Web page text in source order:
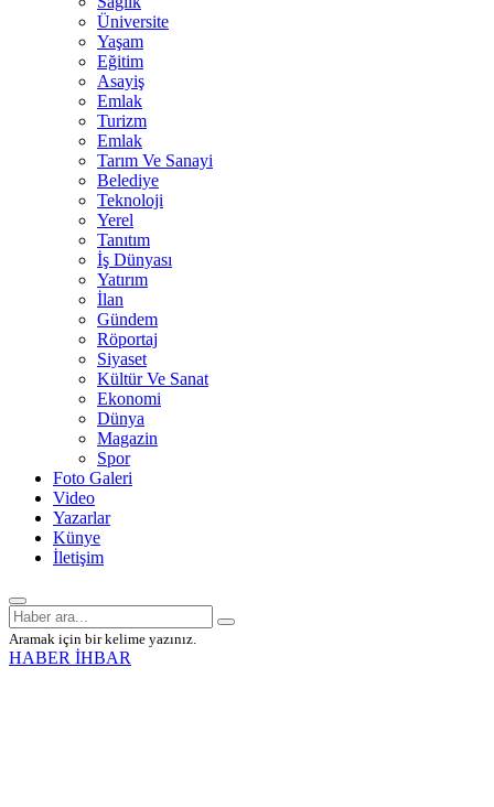
Üniversite
Yaşam
Eğitim
Asayiş
Emlak
Turizm
Emlak
Tarım Ve Sanayi
Belediye
Teknoloji
Yerel
Tanıtım
İş Dünyası
Yatırım
İlan
Gündem
Röportaj
Siyaset
Kültür Ve Sanat
Ekonomi
Dünya
Magazin
Spor
Foto Galeri
Video
Yazarlar
Künye
İletişim
Aramak için bir kelime yazınız.
HABER İHBAR